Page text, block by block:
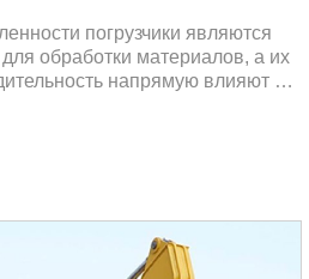
погрузчики являются
обработки материалов, а их
напрямую влияют на
погрузчик с превосходной
на его аккумулятор,